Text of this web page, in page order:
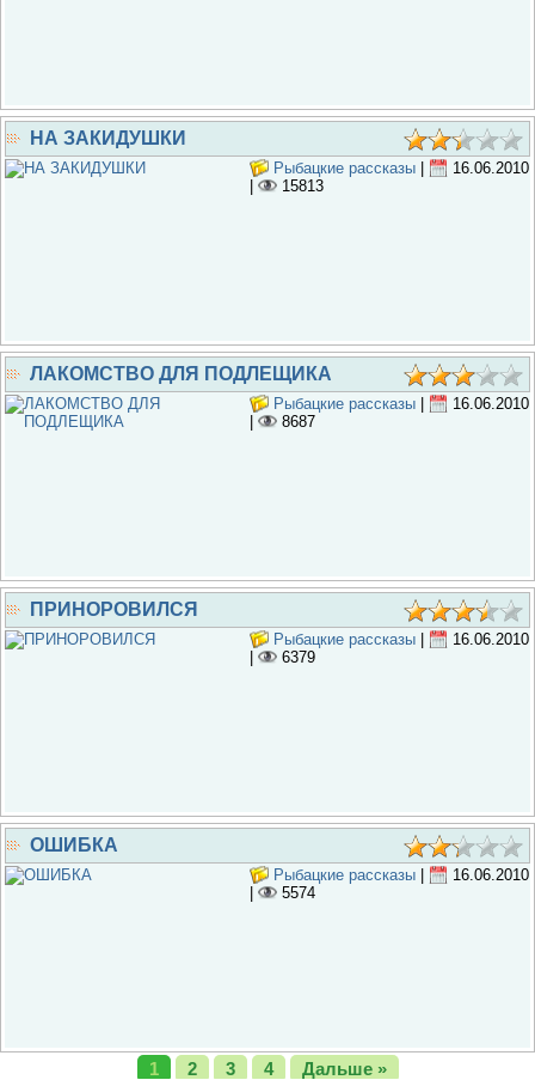
НА ЗАКИДУШКИ
Рыбацкие рассказы
16.06.2010
15813
ЛАКОМСТВО ДЛЯ ПОДЛЕЩИКА
Рыбацкие рассказы
16.06.2010
8687
ПРИНОРОВИЛСЯ
Рыбацкие рассказы
16.06.2010
6379
ОШИБКА
Рыбацкие рассказы
16.06.2010
5574
1 2 3 4 Дальше »